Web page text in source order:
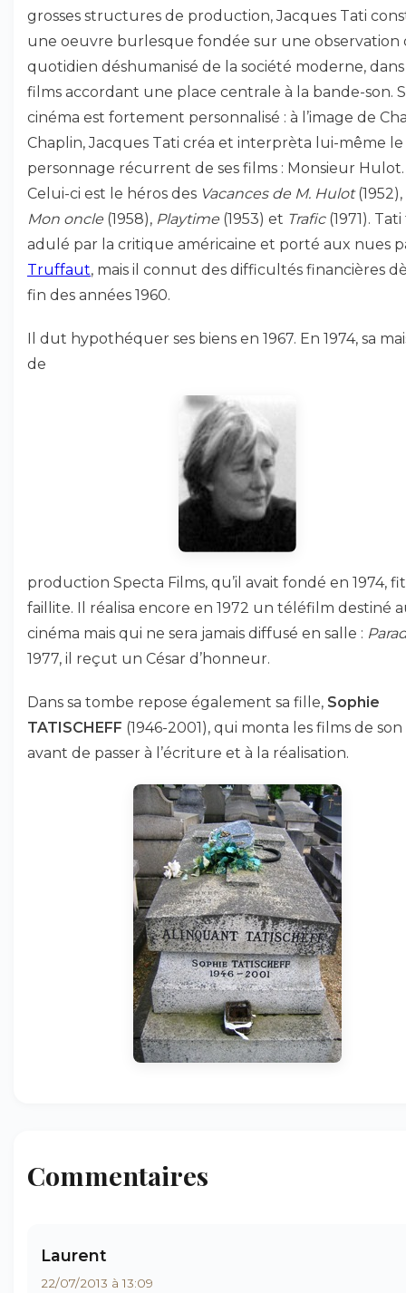
grosses structures de production, Jacques Tati
une oeuvre burlesque fondée sur une observation
quotidien déshumanisé de la société moderne, dans
films accordant une place centrale à la bande-son.
cinéma est fortement personnalisé : à l’image de
Chaplin, Jacques Tati créa et interprèta lui-même le
personnage récurrent de ses films : Monsieur Hulot.
Celui-ci est le héros des Vacances de M. Hulot
Mon oncle (1958), Playtime (1953) et Trafic(1971).
adulé par la critique américaine et porté aux nues
Truffaut, mais il connut des difficultés financières
fin des années 1960.
Il dut hypothéquer ses biens en 1967. En 1974, sa
de
production Specta Films, qu’il avait fondé en 1974, fit
faillite. Il réalisa encore en 1972 un téléfilm destiné
cinéma mais qui ne sera jamais diffusé en salle :
1977, il reçut un César d’honneur.
Dans sa tombe repose également sa fille, Sophie
TATISCHEFF (1946-2001), qui monta les films de
avant de passer à l’écriture et à la réalisation.
Commentaires
Laurent
22/07/2013 à 13:09